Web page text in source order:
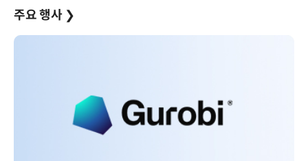
주요 행사 ❯